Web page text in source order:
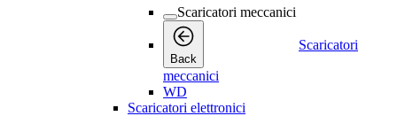
Scaricatori meccanici
Back
Scaricatori
meccanici
WD
Scaricatori elettronici